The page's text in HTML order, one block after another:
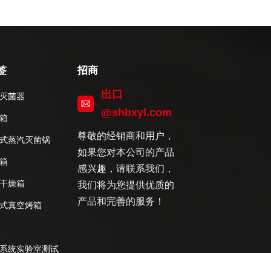
菌器
蒸汽灭菌锅
燥箱
真空烤箱
统实验室测试
招商
出口
@shbxyl.com
尊敬的经销商和用户，
如果您对本公司的产品
感兴趣，请联系我们，
我们将为您提供优质的
产品和完善的服务！